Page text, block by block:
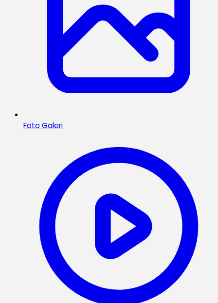
Foto Galeri